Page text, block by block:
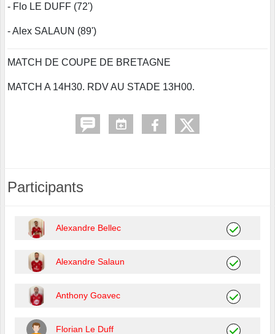
- Flo LE DUFF (72')
- Alex SALAUN (89')
MATCH DE COUPE DE BRETAGNE
MATCH A 14H30. RDV AU STADE 13H00.
Participants
Alexandre Bellec
Alexandre Salaun
Anthony Goavec
Florian Le Duff